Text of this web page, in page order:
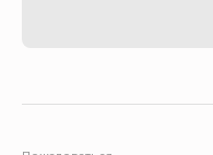
Смотрите остальные